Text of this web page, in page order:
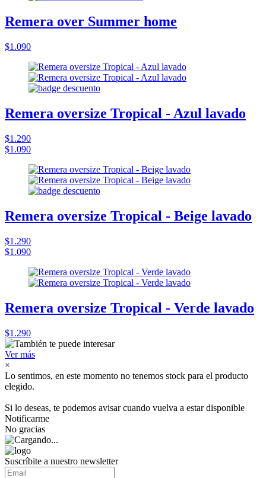
Remera over Summer home
$1.090
Remera oversize Tropical - Azul lavado
$1.290
$1.090
Remera oversize Tropical - Beige lavado
$1.290
$1.090
Remera oversize Tropical - Verde lavado
$1.290
Ver más
×
Lo sentimos, en este momento no tenemos stock para el producto
elegido.
Si lo deseas, te podemos avisar cuando vuelva a estar disponible
Notificarme
No gracias
Suscríbite a nuestro newsletter